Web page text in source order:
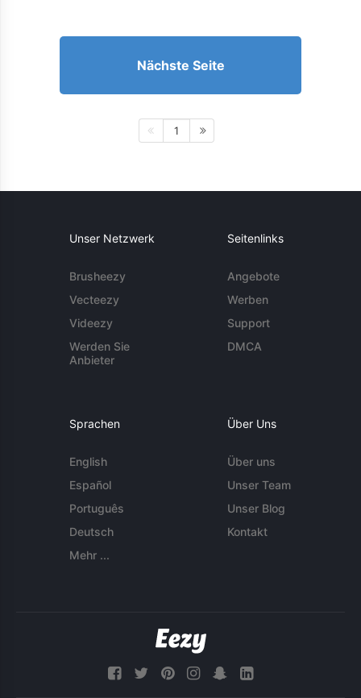
Nächste Seite
1
Unser Netzwerk
Brusheezy
Vecteezy
Videezy
Werden Sie
Anbieter
Seitenlinks
Angebote
Werben
Support
DMCA
Sprachen
English
Español
Português
Deutsch
Mehr ...
Über Uns
Über uns
Unser Team
Unser Blog
Kontakt